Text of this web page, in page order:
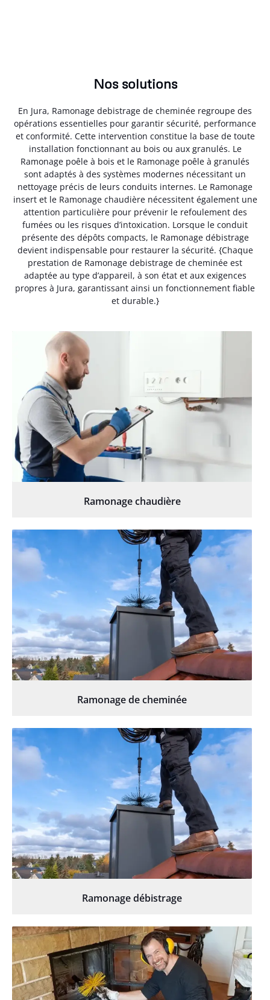
Nos solutions
En Jura, Ramonage debistrage de cheminée regroupe des
opérations essentielles pour garantir sécurité, performance
et conformité. Cette intervention constitue la base de toute
installation fonctionnant au bois ou aux granulés. Le
Ramonage poêle à bois et le Ramonage poêle à granulés
sont adaptés à des systèmes modernes nécessitant un
nettoyage précis de leurs conduits internes. Le Ramonage
insert et le Ramonage chaudière nécessitent également une
attention particulière pour prévenir le refoulement des
fumées ou les risques d’intoxication. Lorsque le conduit
présente des dépôts compacts, le Ramonage débistrage
devient indispensable pour restaurer la sécurité. {Chaque
prestation de Ramonage debistrage de cheminée est
adaptée au type d’appareil, à son état et aux exigences
propres à Jura, garantissant ainsi un fonctionnement fiable
et durable.}
Ramonage chaudière
Ramonage de cheminée
Ramonage débistrage